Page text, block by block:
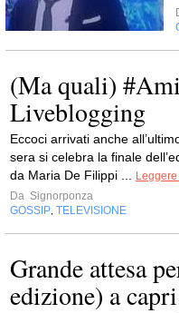
(Ma quali)
Liveblogging
Eccoci arrivati anche
sera si celebra la finale
da Maria De Filippi ...
Da Signorponza
GOSSIP TELEVISIONE
Grande attesa
edizione) a